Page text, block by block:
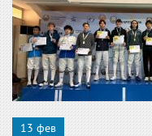
13 фев